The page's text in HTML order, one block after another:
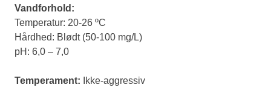
Vandforhold:
Temperatur: 20-26 ºC
Hårdhed: Blødt (50-100 mg/L)
pH: 6,0 – 7,0
Temperament: Ikke-aggressiv